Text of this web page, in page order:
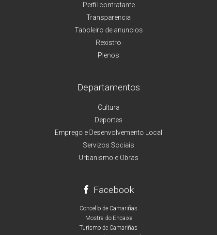
Perfil contratante
Transparencia
Taboleiro de anuncios
Rexistro
Plenos
Departamentos
Cultura
Deportes
Emprego e Desenvolvemento Local
Servizos Sociais
Urbanismo e Obras
Facebook
Concello de Camariñas
Mostra do Encaixe
Turismo de Camariñas